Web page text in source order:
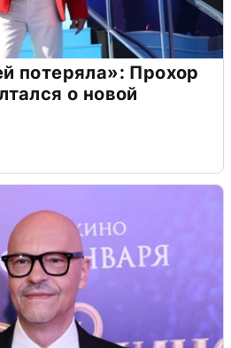
потеряла»: Прохор
о новой